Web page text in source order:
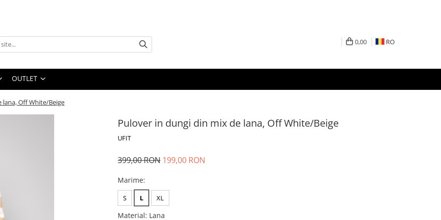
0,00 RO
OUTLET
Off White/Beige
Pulover in dungi din mix de lana, Off White/Beige
UFIT
399,00 RON 199,00 RON
Marime:
S L XL
Material: Lana